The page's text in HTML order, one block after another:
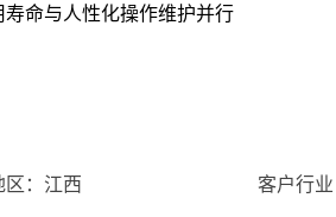
命与人性化操作维护并行
地区：江西 客户行业：